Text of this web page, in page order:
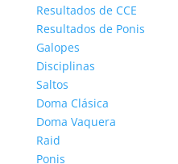
Resultados de CCE
Resultados de Ponis
Galopes
Disciplinas
Saltos
Doma Clásica
Doma Vaquera
Raid
Ponis